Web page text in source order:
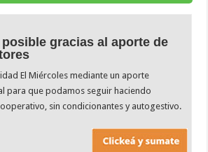
gracias al aporte de
El Miércoles mediante un aporte
para que podamos seguir haciendo
sin condicionantes y autogestivo.